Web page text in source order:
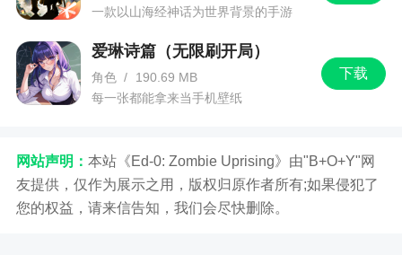
一款以山海经神话为世界背景的手游
下载
爱琳诗篇（无限刷开局）
角色 /
190.69 MB
每一张都能拿来当手机壁纸
网站声明： 本站《Ed-0: Zombie Uprising》由"B+O+Y"网
友提供，仅作为展示之用，版权归原作者所有;如果侵犯了
您的权益，请来信告知，我们会尽快删除。